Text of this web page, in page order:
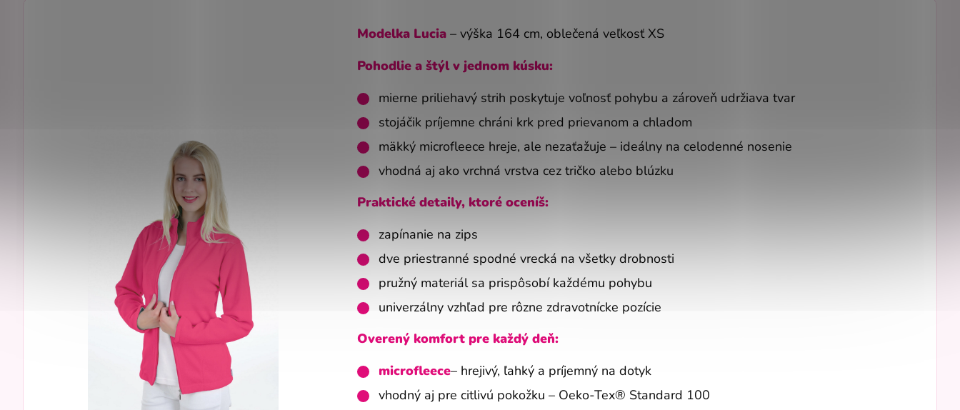
Modelka Lucia – výška 164 cm, oblečená veľkosť XS
Pohodlie a štýl v jednom kúsku:
mierne priliehavý strih poskytuje voľnosť pohybu a zároveň udržiava tvar
stojáčik príjemne chráni krk pred prievanom a chladom
mäkký microfleece hreje, ale nezaťažuje – ideálny na celodenné nosenie
vhodná aj ako vrchná vrstva cez tričko alebo blúzku
Praktické detaily, ktoré oceníš:
zapínanie na zips
dve priestranné spodné vrecká na všetky drobnosti
pružný materiál sa prispôsobí každému pohybu
univerzálny vzhľad pre rôzne zdravotnícke pozície
Overený komfort pre každý deň:
microfleece– hrejivý, ľahký a príjemný na dotyk
vhodný aj pre citlivú pokožku – Oeko-Tex® Standard 100